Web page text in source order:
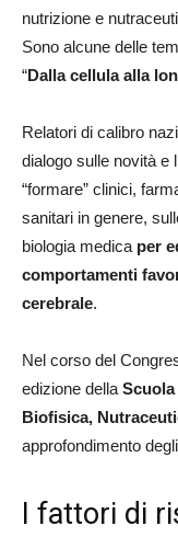
nutrizione e
Sono alcune delle
“Dalla cellula alla
Relatori di calibro
dialogo sulle novità e
“formare” clinici,
sanitari in genere,
biologia medica per
comportamenti
cerebrale.
Nel corso del
edizione della
Biofisica,
approfondimento
I fattori di